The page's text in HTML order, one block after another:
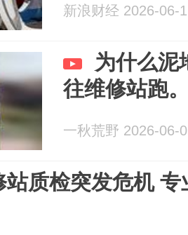
新浪财经 2026-06-
为什么泥
往维修站跑
一秋荒野 2026-06-
站质检突发危机